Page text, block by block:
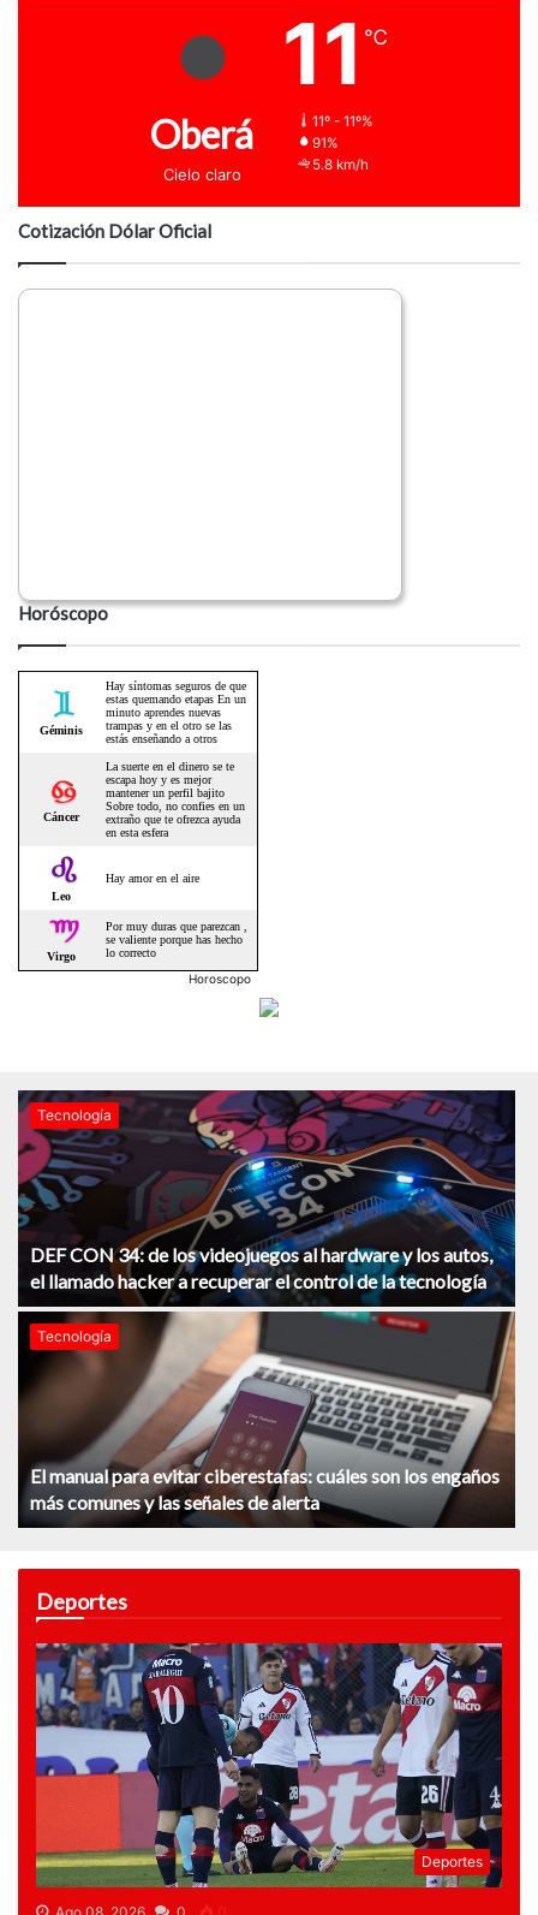
Oberá
Cielo claro
11 ℃
11º - 11º%
91%
5.8 km/h
Cotización Dólar Oficial
Horóscopo
Horoscopo
Tecnología
DEF CON 34: de los videojuegos al hardware y los autos,
el llamado hacker a recuperar el control de la tecnología
Tecnología
El manual para evitar ciberestafas: cuáles son los engaños
más comunes y las señales de alerta
Deportes
Deportes